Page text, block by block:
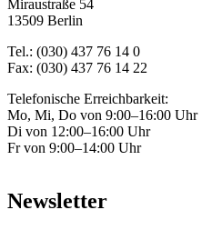
Miraustraße 54
13509 Berlin
Tel.: (030) 437 76 14 0
Fax: (030) 437 76 14 22
Telefonische Erreichbarkeit:
Mo, Mi, Do von 9:00–16:00 Uhr
Di von 12:00–16:00 Uhr
Fr von 9:00–14:00 Uhr
Newsletter